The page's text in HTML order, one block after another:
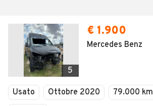
5
€ 1.900
Mercedes Benz
Usato Ottobre 2020 79.000 km